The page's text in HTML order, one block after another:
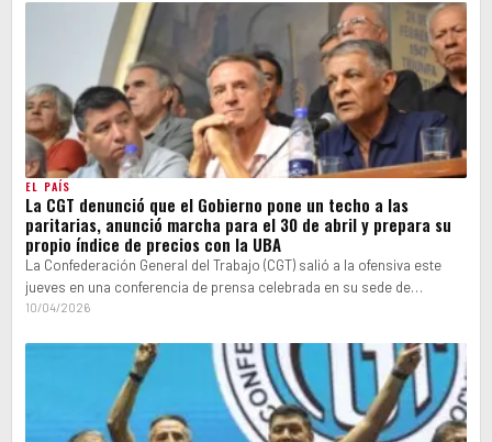
EL PAÍS
La CGT denunció que el Gobierno pone un techo a las
paritarias, anunció marcha para el 30 de abril y prepara su
propio índice de precios con la UBA
La Confederación General del Trabajo (CGT) salió a la ofensiva este
jueves en una conferencia de prensa celebrada en su sede de…
10/04/2026